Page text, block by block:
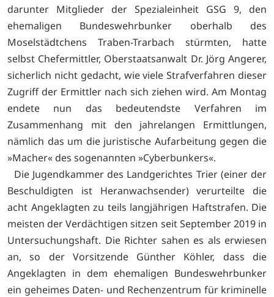
darunter Mitglieder der Spezialeinheit GSG 9, den
ehemaligen Bundeswehrbunker oberhalb des
Moselstädtchens Traben-Trarbach stürmten, hatte
selbst Chefermittler, Oberstaatsanwalt Dr. Jörg Angerer,
sicherlich nicht gedacht, wie viele Strafverfahren dieser
Zugriff der Ermittler nach sich ziehen wird. Am Montag
endete nun das bedeutendste Verfahren im
Zusammenhang mit den jahrelangen Ermittlungen,
nämlich das um die juristische Aufarbeitung gegen die
»Macher« des sogenannten »Cyberbunkers«.
Die Jugendkammer des Landgerichtes Trier (einer der
Beschuldigten ist Heranwachsender) verurteilte die
acht Angeklagten zu teils langjährigen Haftstrafen. Die
meisten der Verdächtigen sitzen seit September 2019 in
Untersuchungshaft. Die Richter sahen es als erwiesen
an, so der Vorsitzende Günther Köhler, dass die
Angeklagten in dem ehemaligen Bundeswehrbunker
ein geheimes Daten- und Rechenzentrum für kriminelle